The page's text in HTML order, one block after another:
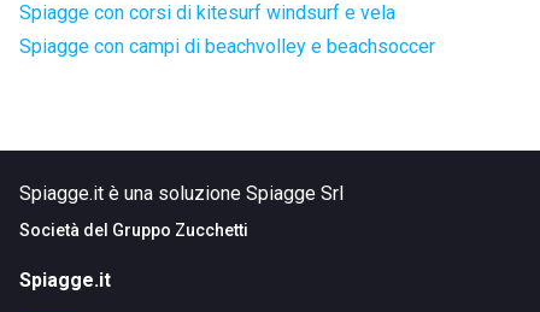
Spiagge con corsi di kitesurf windsurf e vela
Spiagge con campi di beachvolley e beachsoccer
Spiagge.it è una soluzione Spiagge Srl
Società del Gruppo Zucchetti
Spiagge.it